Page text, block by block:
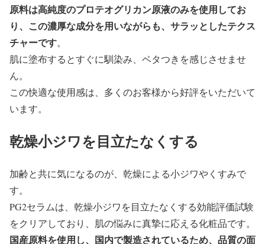
原料は高純度のプロテオグリカン原液のみを使用してお
り、この濃厚な成分を用いながらも、サラッとしたテクス
チャーです。
肌に塗布するとすぐに馴染み、ベタつきを感じさせませ
ん。
この快適な使用感は、多くのお客様から好評をいただいて
います。
乾燥小ジワを目立たなくする
加齢と共に気になるのが、乾燥による小ジワやくすみで
す。
PG2セラムは、乾燥小ジワを目立たなくする効能評価試験
をクリアしており、肌の悩みに真摯に応える化粧品です。
国産原料を使用し、国内で製造されているため、品質の面